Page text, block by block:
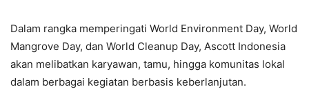
Dalam rangka memperingati World Environment Day, World
Mangrove Day, dan World Cleanup Day, Ascott Indonesia
akan melibatkan karyawan, tamu, hingga komunitas lokal
dalam berbagai kegiatan berbasis keberlanjutan.